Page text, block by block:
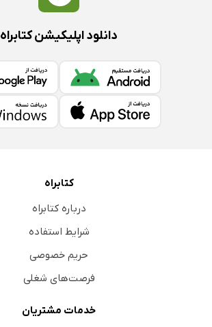
دانلود اپلیکیشن کتابراه
کتابراه
درباره کتابراه
شرایط استفاده
حریم خصوصی
فرصت‌های شغلی
خدمات مشتریان